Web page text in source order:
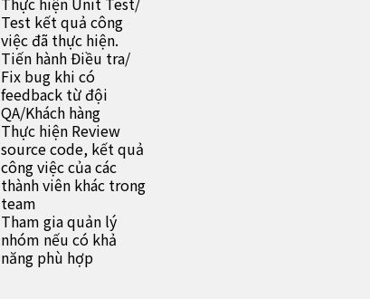
Test kết quả công
việc đã thực hiện.
Tiến hành Điều tra/
Fix bug khi có
feedback từ đội
QA/Khách hàng
Thực hiện Review
source code, kết quả
công việc của các
thành viên khác trong
team
Tham gia quản lý
nhóm nếu có khả
năng phù hợp